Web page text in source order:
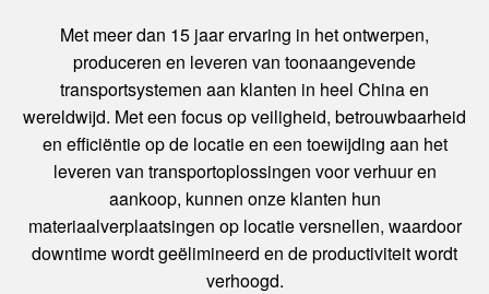
Met meer dan 15 jaar ervaring in het ontwerpen,
produceren en leveren van toonaangevende
transportsystemen aan klanten in heel China en
wereldwijd. Met een focus op veiligheid, betrouwbaarheid
en efficiëntie op de locatie en een toewijding aan het
leveren van transportoplossingen voor verhuur en
aankoop, kunnen onze klanten hun
materiaalverplaatsingen op locatie versnellen, waardoor
downtime wordt geëlimineerd en de productiviteit wordt
verhoogd.